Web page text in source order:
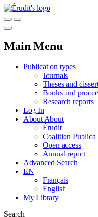
Main Menu
Publication types
Journals
Theses and
Books and
Research reports
Log In
About About
Érudit
Coalition Publica
Open access
Annual report
Advanced Search
EN
Français
English
My Library
Search